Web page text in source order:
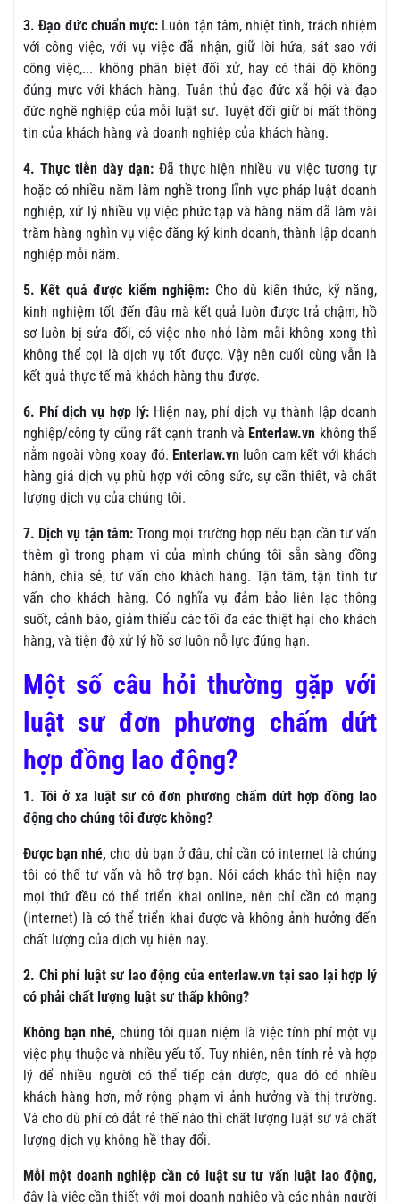
3. Đạo đức chuẩn mực: Luôn tận tâm, nhiệt tình, trách nhiệm
với công việc, với vụ việc đã nhận, giữ lời hứa, sát sao với
công việc,... không phân biệt đối xử, hay có thái độ không
đúng mực với khách hàng. Tuân thủ đạo đức xã hội và đạo
đức nghề nghiệp của mỗi luật sư. Tuyệt đối giữ bí mất thông
tin của khách hàng và doanh nghiệp của khách hàng.
4. Thực tiễn dày dạn:Đã thực hiện nhiều vụ việc tương tự
hoặc có nhiều năm làm nghề trong lĩnh vực pháp luật doanh
nghiệp, xử lý nhiều vụ việc phức tạp và hàng năm đã làm vài
trăm hàng nghìn vụ việc đăng ký kinh doanh, thành lập doanh
nghiệp mỗi năm.
5. Kết quả được kiểm nghiệm: Cho dù kiến thức, kỹ năng,
kinh nghiệm tốt đến đâu mà kết quả luôn được trả chậm, hồ
sơ luôn bị sửa đổi, có việc nho nhỏ làm mãi không xong thì
không thể cọi là dịch vụ tốt được. Vậy nên cuối cùng vẫn là
kết quả thực tế mà khách hàng thu được.
6. Phí dịch vụ hợp lý:Hiện nay, phí dịch vụ thành lập doanh
nghiệp/công ty cũng rất cạnh tranh và Enterlaw.vn không thể
nằm ngoài vòng xoay đó. Enterlaw.vn luôn cam kết với khách
hàng giá dịch vụ phù hợp với công sức, sự cần thiết, và chất
lượng dịch vụ của chúng tôi.
7. Dịch vụ tận tâm:Trong mọi trường hợp nếu bạn cần tư vấn
thêm gì trong phạm vi của mình chúng tôi sẵn sàng đồng
hành, chia sẻ, tư vấn cho khách hàng. Tận tâm, tận tình tư
vấn cho khách hàng. Có nghĩa vụ đảm bảo liên lạc thông
suốt, cảnh báo, giảm thiểu các tối đa các thiệt hại cho khách
hàng, và tiện độ xử lý hồ sơ luôn nỗ lực đúng hạn.
Một số câu hỏi thường gặp với
luật sư đơn phương chấm dứt
hợp đồng lao động?
1. Tôi ở xa luật sư có đơn phương chấm dứt hợp đồng lao
động cho chúng tôi được không?
Được bạn nhé, cho dù bạn ở đâu, chỉ cần có internet là chúng
tôi có thể tư vấn và hỗ trợ bạn. Nói cách khác thì hiện nay
mọi thứ đều có thể triển khai online, nên chỉ cần có mạng
(internet) là có thể triển khai được và không ảnh hưởng đến
chất lượng của dịch vụ hiện nay.
2. Chi phí luật sư lao động của enterlaw.vn tại sao lại hợp lý
có phải chất lượng luật sư thấp không?
Không bạn nhé, chúng tôi quan niệm là việc tính phí một vụ
việc phụ thuộc và nhiều yếu tố. Tuy nhiên, nên tính rẻ và hợp
lý để nhiều người có thể tiếp cận được, qua đó có nhiều
khách hàng hơn, mở rộng phạm vi ảnh hưởng và thị trường.
Và cho dù phí có đắt rẻ thế nào thì chất lượng luật sư và chất
lượng dịch vụ không hề thay đổi.
Mỗi một doanh nghiệp cần có luật sư tư vấn luật lao động,
đây là việc cần thiết với mọi doanh nghiệp và các nhân người